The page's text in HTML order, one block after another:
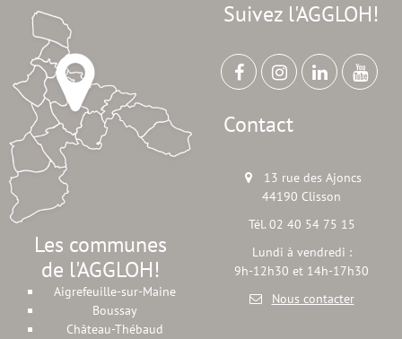
Les communes
de l'AGGLOH!
Aigrefeuille-sur-Maine
Boussay
Château-Thébaud
Suivez l'AGGLOH!
Contact
13 rue des Ajoncs
44190 Clisson
Tél. 02 40 54 75 15
Lundi à vendredi :
9h-12h30 et 14h-17h30
Nous contacter